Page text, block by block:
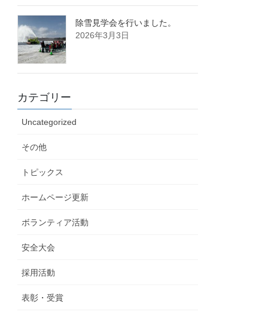
除雪見学会を行いました。
2026年3月3日
カテゴリー
Uncategorized
その他
トピックス
ホームページ更新
ボランティア活動
安全大会
採用活動
表彰・受賞